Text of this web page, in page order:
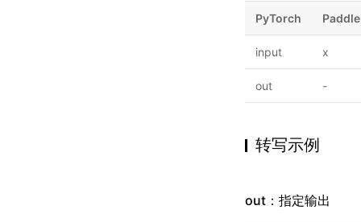
PyTorch
input x
out -
转写示例
out：指定输出